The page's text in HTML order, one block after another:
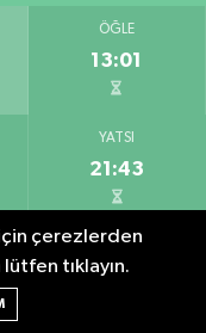
ÖĞLE
13:01
YATSI
21:43
çerezlerden
tıklayın.